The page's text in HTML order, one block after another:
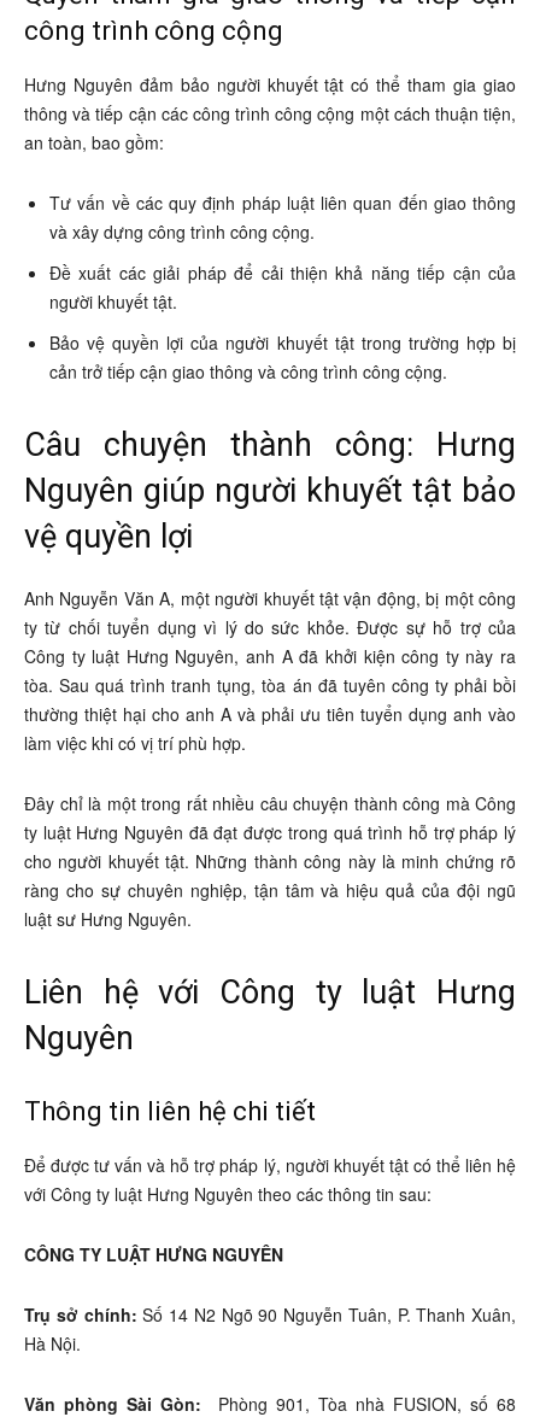
công trình công cộng
Hưng Nguyên đảm bảo người khuyết tật có thể tham gia giao
thông và tiếp cận các công trình công cộng một cách thuận tiện,
an toàn, bao gồm:
Tư vấn về các quy định pháp luật liên quan đến giao thông
và xây dựng công trình công cộng.
Đề xuất các giải pháp để cải thiện khả năng tiếp cận của
người khuyết tật.
Bảo vệ quyền lợi của người khuyết tật trong trường hợp bị
cản trở tiếp cận giao thông và công trình công cộng.
Câu chuyện thành công: Hưng
Nguyên giúp người khuyết tật bảo
vệ quyền lợi
Anh Nguyễn Văn A, một người khuyết tật vận động, bị một công
ty từ chối tuyển dụng vì lý do sức khỏe. Được sự hỗ trợ của
Công ty luật Hưng Nguyên, anh A đã khởi kiện công ty này ra
tòa. Sau quá trình tranh tụng, tòa án đã tuyên công ty phải bồi
thường thiệt hại cho anh A và phải ưu tiên tuyển dụng anh vào
làm việc khi có vị trí phù hợp.
Đây chỉ là một trong rất nhiều câu chuyện thành công mà Công
ty luật Hưng Nguyên đã đạt được trong quá trình hỗ trợ pháp lý
cho người khuyết tật. Những thành công này là minh chứng rõ
ràng cho sự chuyên nghiệp, tận tâm và hiệu quả của đội ngũ
luật sư Hưng Nguyên.
Liên hệ với Công ty luật Hưng
Nguyên
Thông tin liên hệ chi tiết
Để được tư vấn và hỗ trợ pháp lý, người khuyết tật có thể liên hệ
với Công ty luật Hưng Nguyên theo các thông tin sau:
CÔNG TY LUẬT HƯNG NGUYÊN
Trụ sở chính: Số 14 N2 Ngõ 90 Nguyễn Tuân, P. Thanh Xuân,
Hà Nội.
Văn phòng Sài Gòn: Phòng 901, Tòa nhà FUSION, số 68